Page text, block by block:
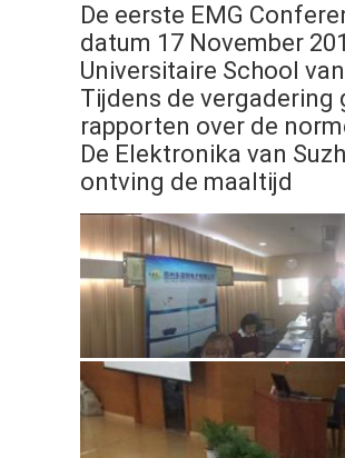
De eerste EMG
datum 17 November
Universitaire School
Tijdens de
rapporten over de
De Elektronika van
ontving de maaltijd